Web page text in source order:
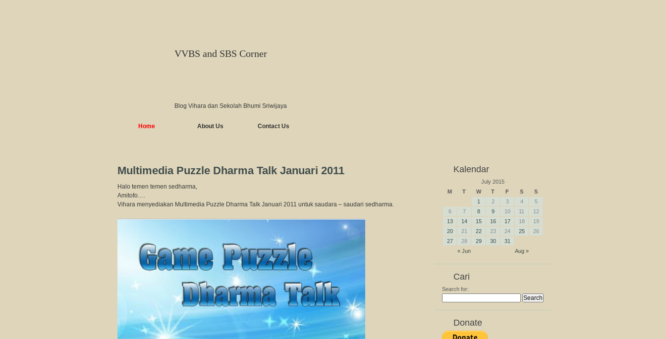
VVBS and SBS Corner
Blog Vihara dan Sekolah Bhumi Sriwijaya
Home About Us Contact Us
Multimedia Puzzle Dharma Talk Januari 2011
Halo temen temen sedharma,
Amitofo….
Vihara menyediakan Multimedia Puzzle Dharma Talk Januari 2011 untuk saudara – saudari sedharma.
Kalendar
July 2015
M
T W T F S S
« Jun Aug »
1 2 3 4
5
6
7 8 9 10 11
12
13
14 15 16 17 18
19
20
21 22 23 24 25
26
27
28 29 30 31
Cari
Search for:
Donate